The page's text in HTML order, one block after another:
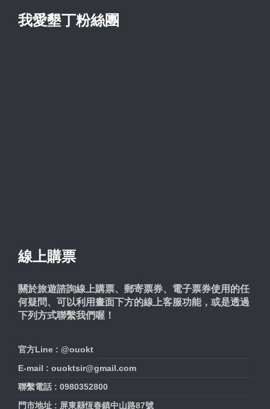
我愛墾丁粉絲團
線上購票
關於旅遊諮詢線上購票、郵寄票券、電子票券使用的任
何疑問、可以利用畫面下方的線上客服功能，或是透過
下列方式聯繫我們喔！
官方Line : @ouokt
E-mail : ouoktsir@gmail.com
聯繫電話 : 0980352800
門市地址 : 屏東縣恆春鎮中山路87號